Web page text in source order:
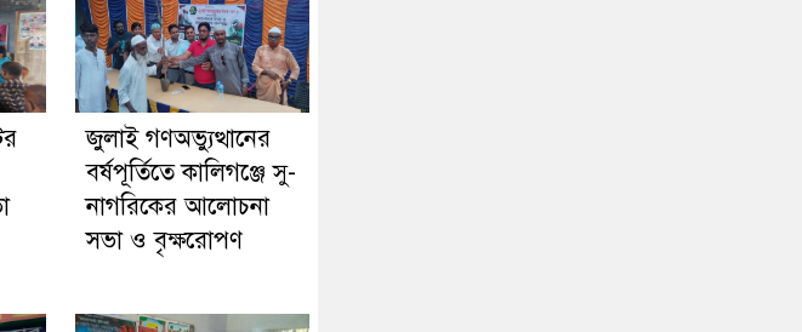
জুলাই গণঅভ্যুত্থানের
বর্ষপূর্তিতে কালিগঞ্জে সু-
নাগরিকের আলোচনা
সভা ও বৃক্ষরোপণ